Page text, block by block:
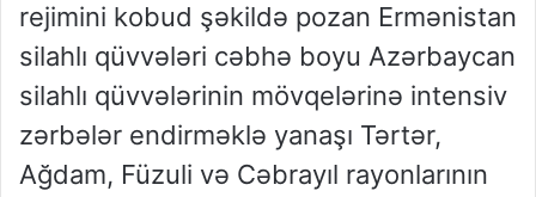
rejimini kobud şəkildə pozan Ermənistan
silahlı qüvvələri cəbhə boyu Azərbaycan
silahlı qüvvələrinin mövqelərinə intensiv
zərbələr endirməklə yanaşı Tərtər,
Ağdam, Füzuli və Cəbrayıl rayonlarının